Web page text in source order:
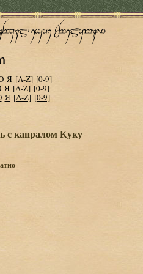
Я [A-Z] [0-9]
Я [A-Z] [0-9]
Я [A-Z] [0-9]
с капралом Куку